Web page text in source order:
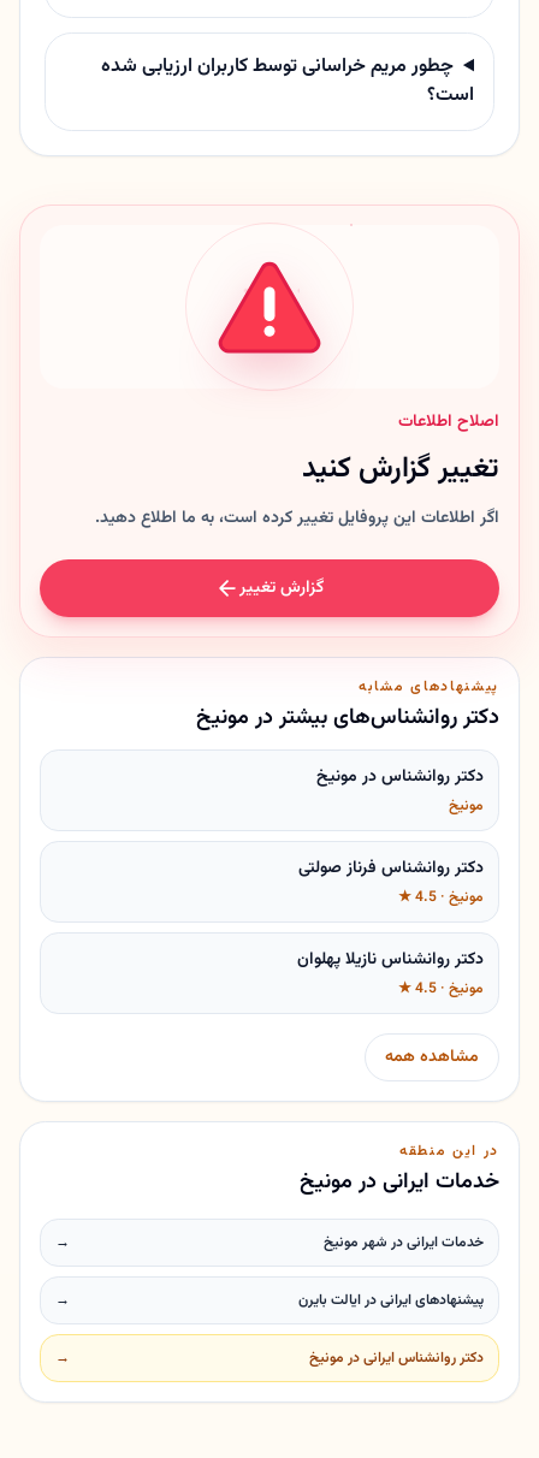
چطور مریم خراسانی توسط کاربران ارزیابی شده
است؟
اصلاح اطلاعات
تغییر گزارش کنید
اگر اطلاعات این پروفایل تغییر کرده است، به ما اطلاع دهید.
گزارش تغییر
پیشنهادهای مشابه
دکتر روانشناس‌های بیشتر در مونیخ
دکتر روانشناس در مونیخ
مونیخ
دکتر روانشناس فرناز صولتی
مونیخ · 4.5 ★
دکتر روانشناس نازیلا پهلوان
مونیخ · 4.5 ★
مشاهده همه
در این منطقه
خدمات ایرانی در مونیخ
خدمات ایرانی در شهر مونیخ →
پیشنهادهای ایرانی در ایالت بایرن →
دکتر روانشناس ایرانی در مونیخ →